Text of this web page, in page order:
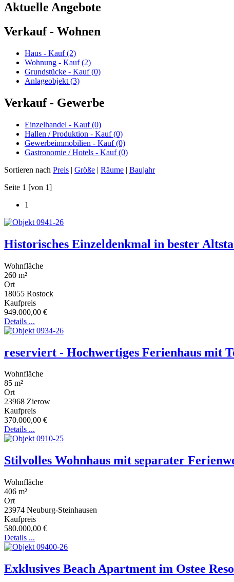
Aktuelle Angebote
Verkauf - Wohnen
Haus - Kauf (2)
Wohnung - Kauf (2)
Grundstücke - Kauf (0)
Anlageobjekt (3)
Verkauf - Gewerbe
Einzelhandel - Kauf (0)
Hallen / Produktion - Kauf (0)
Gewerbeimmobilien - Kauf (0)
Gastronomie / Hotels - Kauf (0)
Sortieren nach Preis | Größe | Räume | Baujahr
Seite 1 [von 1]
1
Historisches Einzeldenkmal in bester
Wohnfläche
260 m²
Ort
18055 Rostock
Kaufpreis
949.000,00 €
Details ...
reserviert - Hochwertiges Ferienhaus mit
Wohnfläche
85 m²
Ort
23968 Zierow
Kaufpreis
370.000,00 €
Details ...
Stilvolles Wohnhaus mit separater
Wohnfläche
406 m²
Ort
23974 Neuburg-Steinhausen
Kaufpreis
580.000,00 €
Details ...
Exklusives Beach Apartment im Ostee